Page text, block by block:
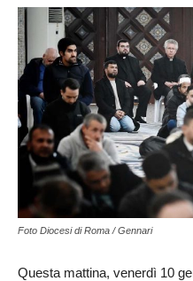
Foto Diocesi di Roma / Gennari
Questa mattina, venerdì 10